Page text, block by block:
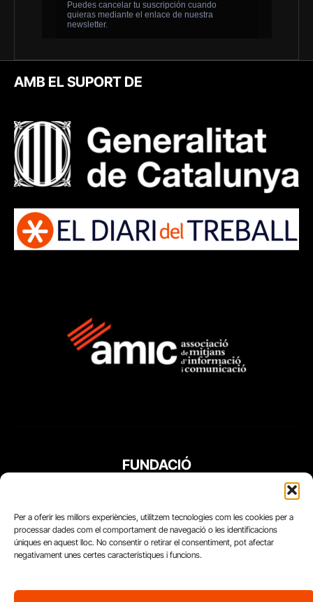
Per a oferir les millors experiències, utilitzem tecnologies com les cookies per a
processar dades com el comportament de navegació o les identificacions
úniques en aquest lloc. No consentir o retirar el consentiment, pot afectar
negativament unes certes característiques i funcions.
AMB EL SUPORT DE
FUNDACIÓ